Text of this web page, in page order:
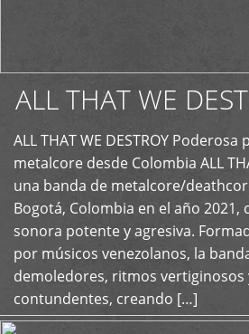
ALL THAT WE
ALL THAT WE DESTROY
metalcore desde Colombia ALL
una banda de metalcore/
Bogotá, Colombia en el año
sonora potente y agresiva.
por músicos venezolanos, la
demoledores, ritmos vertiginosos
contundentes, creando […]
+